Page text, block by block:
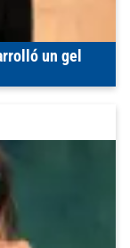
un gel